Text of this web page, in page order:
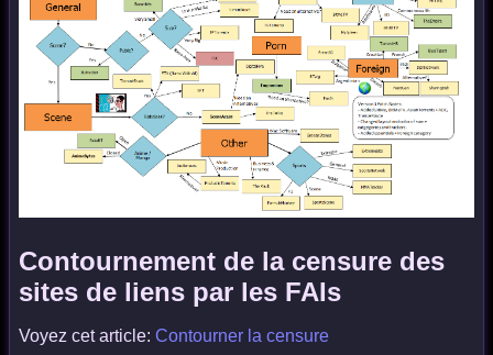
Contournement de la censure des
sites de liens par les FAIs
Voyez cet article: Contourner la censure